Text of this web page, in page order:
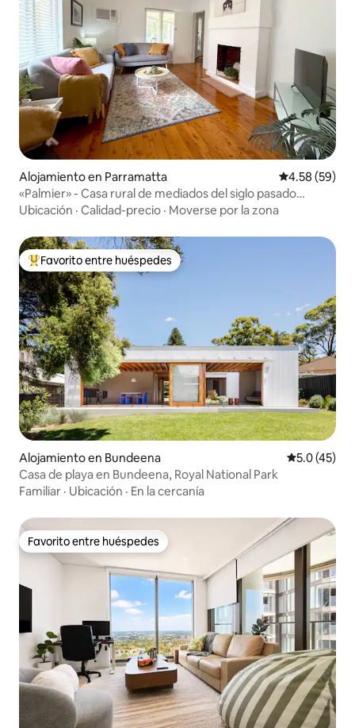
Alojamiento en Parramatta Calificación
4.58 (59)
«Palmier» - Casa rural de mediados del siglo pasado
(PARRAMATTA)
Ubicación · Calidad-precio · Moverse por la zona
Favorito entre huéspedes preferido
Favorito entre huéspedes
Alojamiento en Bundeena Calificación
5.0 (45)
Casa de playa en Bundeena, Royal National Park
Familiar · Ubicación · En la cercanía
Favorito entre huéspedes
Favorito entre huéspedes